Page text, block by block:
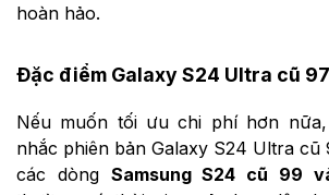
hoàn hảo.
Đặc điểm Galaxy S24 Ultra cũ
Nếu muốn tối ưu chi phí hơn
nhắc phiên bản Galaxy S24 Ultra cũ
các dòng Samsung S24 cũ 99